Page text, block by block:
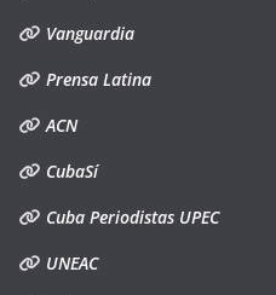
Vanguardia
Prensa Latina
ACN
CubaSí
Cuba Periodistas UPEC
UNEAC